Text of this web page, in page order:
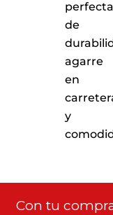
perfecta
de
agarre
en
y
Con tu